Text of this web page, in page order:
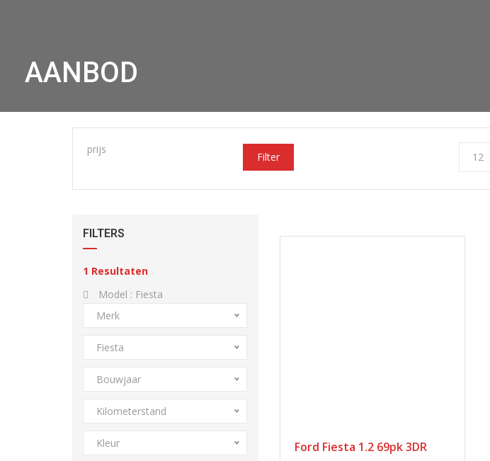
AANBOD
prijs
Filter 12
FILTERS
1 Resultaten
Model : Fiesta
Merk
Fiesta
Bouwjaar
Kilometerstand
Kleur
Ford Fiesta 1.2 69pk 3DR